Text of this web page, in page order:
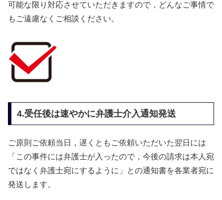
可能な限り対応させていただきますので，どんなご事情で
もご遠慮なくご相談ください。
4.受任後は速やかに弁護士介入通知発送
ご原則ご依頼当日，遅くともご依頼いただいた翌日には
「この事件には弁護士が入ったので，今後の請求は本人宛
ではなく弁護士宛にするように」との通知書を各業者宛に
発送します。